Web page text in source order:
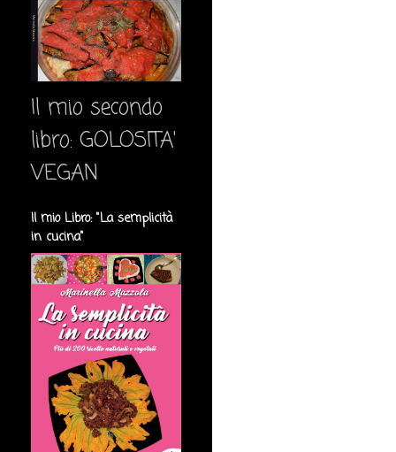
Il mio secondo
libro: GOLOSITA'
VEGAN
Il mio Libro: "La semplicità
in cucina"